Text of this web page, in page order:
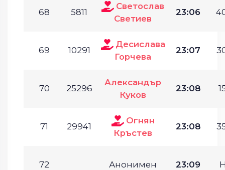
68 5811
Светослав
Светиев
23:06
69 10291
Десислава
Горчева
23:07
70 25296
Александър
Куков
23:08
71 29941
Огнян
Кръстев
23:08
72 Анонимен 23:09